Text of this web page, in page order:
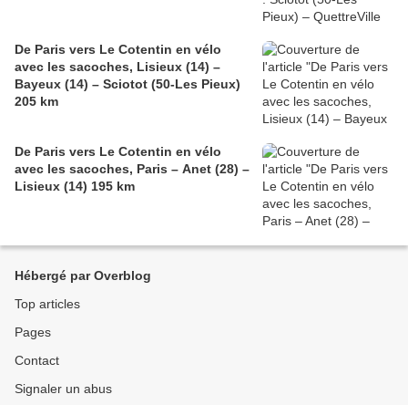
De Paris vers Le Cotentin en vélo
avec les sacoches, Lisieux (14) –
Bayeux (14) – Sciotot (50-Les Pieux)
205 km
De Paris vers Le Cotentin en vélo
avec les sacoches, Paris – Anet (28) –
Lisieux (14) 195 km
Hébergé par Overblog
Top articles
Pages
Contact
Signaler un abus